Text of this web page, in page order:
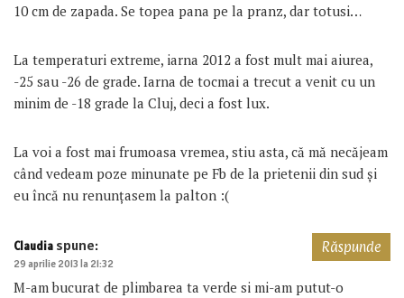
10 cm de zapada. Se topea pana pe la pranz, dar totusi…
La temperaturi extreme, iarna 2012 a fost mult mai aiurea,
-25 sau -26 de grade. Iarna de tocmai a trecut a venit cu un
minim de -18 grade la Cluj, deci a fost lux.
La voi a fost mai frumoasa vremea, stiu asta, că mă necăjeam
când vedeam poze minunate pe Fb de la prietenii din sud și
eu încă nu renunțasem la palton :(
Claudia spune:
29 aprilie 2013 la 21:32
M-am bucurat de plimbarea ta verde si mi-am putut-o
Răspunde